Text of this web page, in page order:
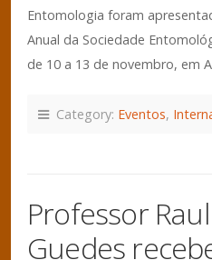
Entomologia foram
Anual da Sociedade
de 10 a 13 de novembro, em
Category: Eventos,
Professor
Guedes